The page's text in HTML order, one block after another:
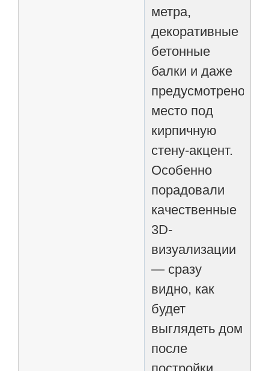
метра,
декоративные
бетонные
балки и даже
предусмотрено
место под
кирпичную
стену-акцент.
Особенно
порадовали
качественные
3D-
визуализации
— сразу
видно, как
будет
выглядеть дом
после